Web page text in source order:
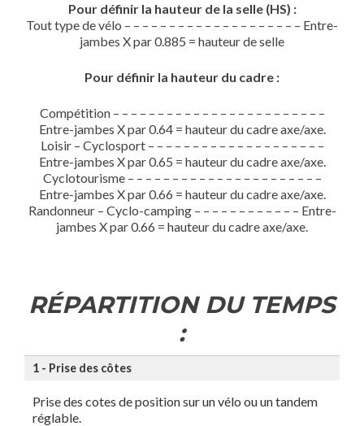
Pour définir la hauteur de la selle (HS) :
Tout type de vélo – – – – – – – – – – – – – – – – – – – – Entre-
jambes X par 0.885 = hauteur de selle
Pour définir la hauteur du cadre :
Compétition – – – – – – – – – – – – – – – – – – – – – – – –
Entre-jambes X par 0.64 = hauteur du cadre axe/axe.
Loisir – Cyclosport – – – – – – – – – – – – – – – – – – – –
Entre-jambes X par 0.65 = hauteur du cadre axe/axe.
Cyclotourisme – – – – – – – – – – – – – – – – – – – – – –
Entre-jambes X par 0.66 = hauteur du cadre axe/axe.
Randonneur – Cyclo-camping – – – – – – – – – – – – Entre-
jambes X par 0.66 = hauteur du cadre axe/axe.
RÉPARTITION DU TEMPS
:
1 - Prise des côtes
Prise des cotes de position sur un vélo ou un tandem
réglable.